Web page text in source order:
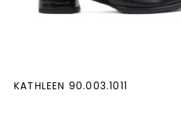
KATHLEEN 90.003.1011